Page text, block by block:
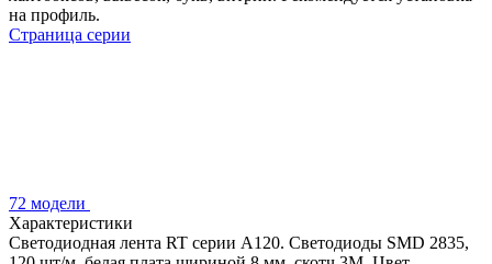
на профиль.
Страница серии
72 модели
Характеристики
Светодиодная лента RT серии A120. Светодиоды SMD 2835,